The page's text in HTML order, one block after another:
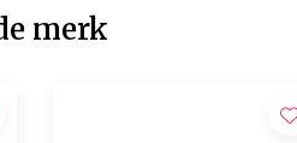
merk